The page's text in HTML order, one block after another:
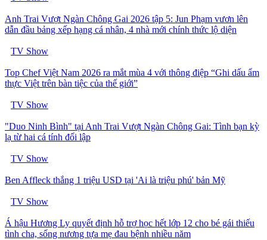
Anh Trai Vượt Ngàn Chông Gai 2026 tập 5: Jun Phạm vươn lên
dẫn đầu bảng xếp hạng cá nhân, 4 nhà mới chính thức lộ diện
TV Show
Top Chef Việt Nam 2026 ra mắt mùa 4 với thông điệp “Ghi dấu ẩm
thực Việt trên bàn tiệc của thế giới”
TV Show
"Duo Ninh Bình" tại Anh Trai Vượt Ngàn Chông Gai: Tình bạn kỳ
lạ từ hai cá tính đối lập
TV Show
Ben Affleck thắng 1 triệu USD tại 'Ai là triệu phú' bản Mỹ
TV Show
Á hậu Hương Ly quyết định hỗ trợ học hết lớp 12 cho bé gái thiếu
tình cha, sống nương tựa mẹ đau bệnh nhiều năm